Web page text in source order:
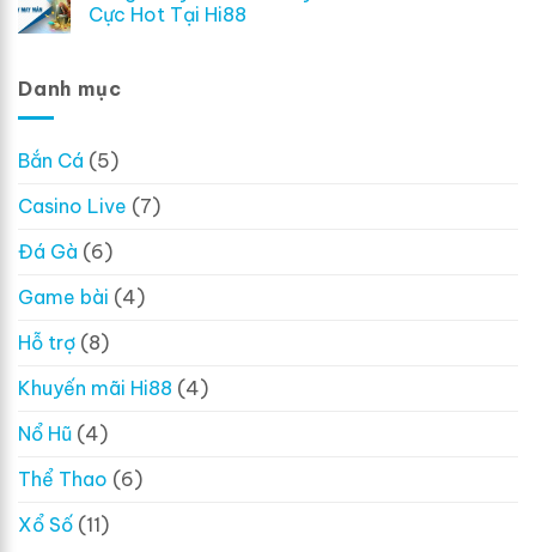
Cực Hot Tại Hi88
Danh mục
Bắn Cá (5)
Casino Live (7)
Đá Gà (6)
Game bài (4)
Hỗ trợ (8)
Khuyến mãi Hi88 (4)
Nổ Hũ (4)
Thể Thao (6)
Xổ Số (11)